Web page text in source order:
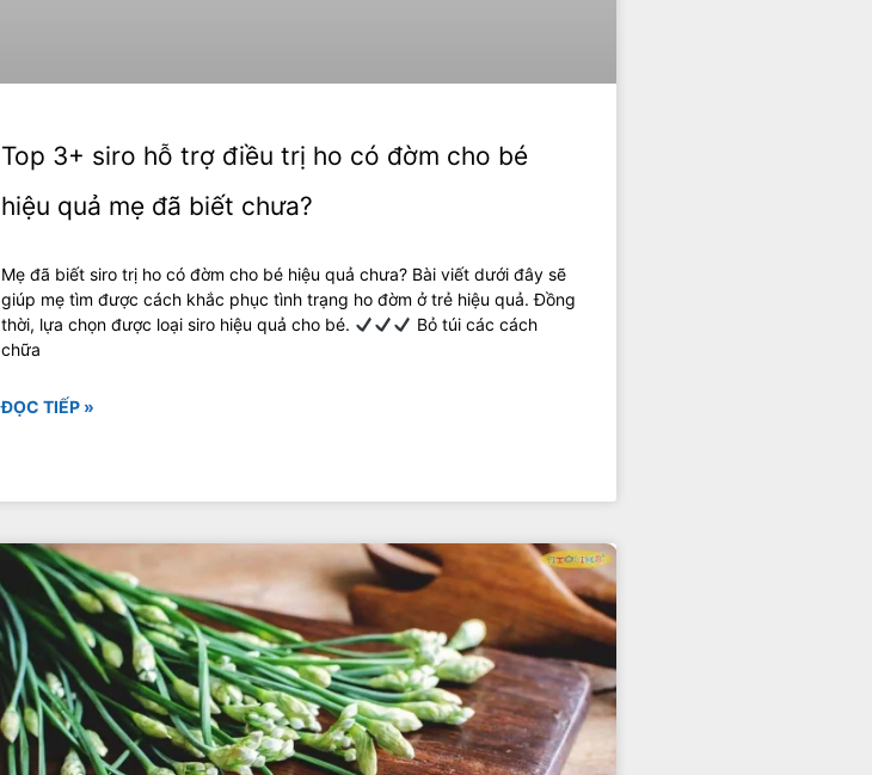
Top 3+ siro hỗ trợ điều trị ho có đờm cho bé
hiệu quả mẹ đã biết chưa?
Mẹ đã biết siro trị ho có đờm cho bé hiệu quả chưa? Bài viết dưới đây sẽ
giúp mẹ tìm được cách khắc phục tình trạng ho đờm ở trẻ hiệu quả. Đồng
thời, lựa chọn được loại siro hiệu quả cho bé.
Bỏ túi các cách
chữa
ĐỌC TIẾP »